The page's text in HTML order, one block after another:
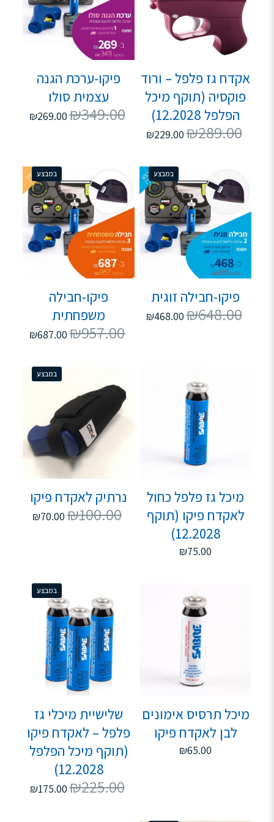
אקדח גז פלפל – ורוד
פוקסיה (תוקף מיכל
הפלפל 12.2028)
₪289.00
₪229.00
פיקו-ערכת הגנה
עצמית סולו
₪349.00
₪269.00
במבצע
פיקו-חבילה זוגית
₪648.00
₪468.00
במבצע
פיקו-חבילה
משפחתית
₪957.00
₪687.00
מיכל גז פלפל כחול
לאקדח פיקו (תוקף
12.2028)
₪75.00
במבצע
נרתיק לאקדח פיקו
₪100.00
₪70.00
מיכל תרסיס אימונים
לבן לאקדח פיקו
₪65.00
במבצע
שלישיית מיכלי גז
פלפל – לאקדח פיקו
(תוקף מיכל הפלפל
12.2028)
₪225.00
₪175.00